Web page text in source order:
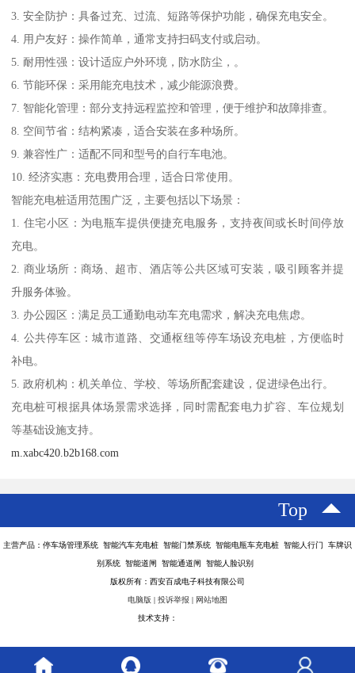
3. 安全防护：具备过充、过流、短路等保护功能，确保充电安全。
4. 用户友好：操作简单，通常支持扫码支付或启动。
5. 耐用性强：设计适应户外环境，防水防尘，。
6. 节能环保：采用能充电技术，减少能源浪费。
7. 智能化管理：部分支持远程监控和管理，便于维护和故障排查。
8. 空间节省：结构紧凑，适合安装在多种场所。
9. 兼容性广：适配不同和型号的自行车电池。
10. 经济实惠：充电费用合理，适合日常使用。
智能充电桩适用范围广泛，主要包括以下场景：
1. 住宅小区：为电瓶车提供便捷充电服务，支持夜间或长时间停放
充电。
2. 商业场所：商场、超市、酒店等公共区域可安装，吸引顾客并提
升服务体验。
3. 办公园区：满足员工通勤电动车充电需求，解决充电焦虑。
4. 公共停车区：城市道路、交通枢纽等停车场设充电桩，方便临时
补电。
5. 政府机构：机关单位、学校、等场所配套建设，促进绿色出行。
充电桩可根据具体场景需求选择，同时需配套电力扩容、车位规划
等基础设施支持。
m.xabc420.b2b168.com
Top
主营产品：停车场管理系统 智能汽车充电桩 智能门禁系统 智能电瓶车充电桩 智能人行门 车牌识
别系统 智能道闸 智能通道闸 智能人脸识别
版权所有：西安百成电子科技有限公司
电脑版 | 投诉举报 | 网站地图
技术支持：